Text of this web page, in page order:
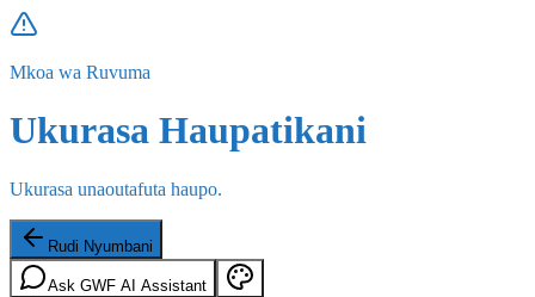
Mkoa wa Ruvuma
Ukurasa Haupatikani
Ukurasa unaoutafuta haupo.
Rudi Nyumbani
Ask GWF AI Assistant